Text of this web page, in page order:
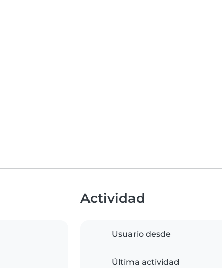
Actividad
Usuario desde
Última actividad